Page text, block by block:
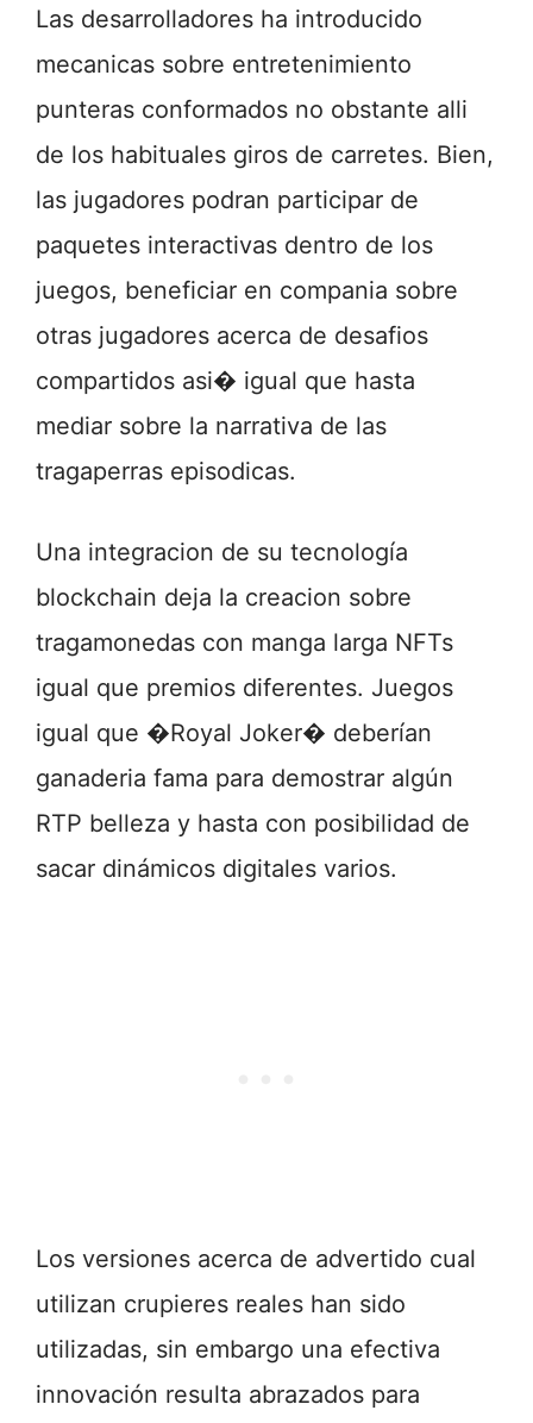
Las desarrolladores ha introducido
mecanicas sobre entretenimiento
punteras conformados no obstante alli
de los habituales giros de carretes. Bien,
las jugadores podran participar de
paquetes interactivas dentro de los
juegos, beneficiar en compania sobre
otras jugadores acerca de desafios
compartidos asi� igual que hasta
mediar sobre la narrativa de las
tragaperras episodicas.
Una integracion de su tecnología
blockchain deja la creacion sobre
tragamonedas con manga larga NFTs
igual que premios diferentes. Juegos
igual que �Royal Joker� deberían
ganaderia fama para demostrar algún
RTP belleza y hasta con posibilidad de
sacar dinámicos digitales varios.
Los versiones acerca de advertido cual
utilizan crupieres reales han sido
utilizadas, sin embargo una efectiva
innovación resulta abrazados para